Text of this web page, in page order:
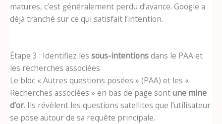
matures, c’est généralement perdu d’avance. Google a
déjà tranché sur ce qui satisfait l’intention.
Étape 3 : Identifiez les sous-intentionsdans le PAA et
les recherches associées
Le bloc « Autres questions posées » (PAA) et les «
Recherches associées » en bas de page sontune mine
d’or. Ils révèlent les questions satellites que l’utilisateur
se pose autour de sa requête principale.